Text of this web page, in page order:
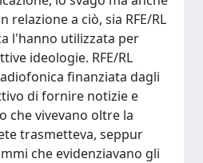
relazione a ciò, sia RFE/RL
l'hanno utilizzata per
ideologie. RFE/RL
finanziata dagli
di fornire notizie e
che vivevano oltre la
trasmetteva, seppur
che evidenziavano gli